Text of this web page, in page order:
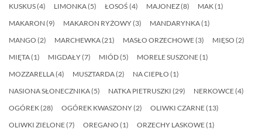
KUSKUS(4) LIMONKA(5) ŁOSOŚ (4) MAJONEZ(8) MAK(1)
MAKARON (9) MAKARON RYŻOWY(3) MANDARYNKA(1)
MANGO (2) MARCHEWKA(21) MASŁO ORZECHOWE(3) MIĘSO (2)
MIĘTA(1) MIGDAŁY(7) MIÓD(5) MORELE SUSZONE(1)
MOZZARELLA(4) MUSZTARDA(2) NA CIEPŁO (1)
NASIONA SŁONECZNIKA(5) NATKA PIETRUSZKI (29) NERKOWCE(4)
OGÓREK(28) OGÓREK KWASZONY(2) OLIWKI CZARNE(13)
OLIWKI ZIELONE(7) OREGANO (1) ORZECHY LASKOWE(1)